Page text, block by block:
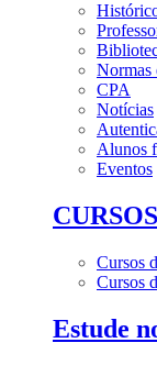
Normas
CPA
Notícias
Alunos
Eventos
CURSOS
Cursos
Cursos
Estude